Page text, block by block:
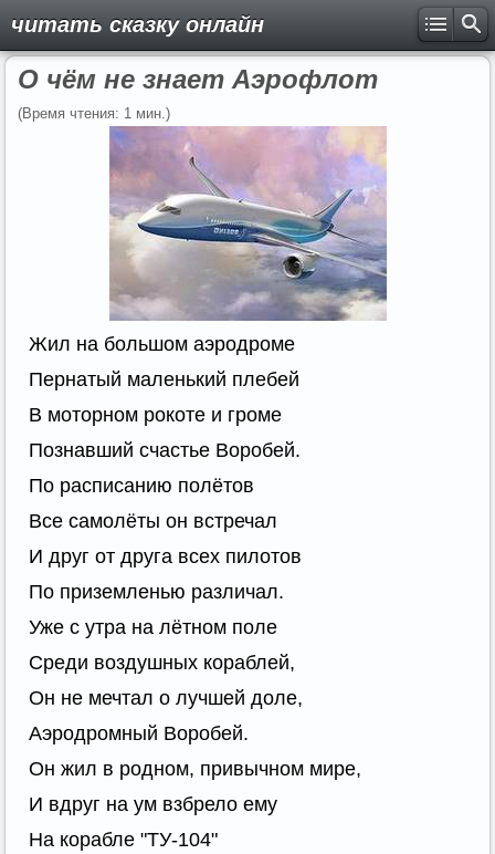
читать сказку онлайн
О чём не знает Аэрофлот
(Время чтения: 1 мин.)
Жил на большом аэродроме
Пернатый маленький плебей
В моторном рокоте и громе
Познавший счастье Воробей.
По расписанию полётов
Все самолёты он встречал
И друг от друга всех пилотов
По приземленью различал.
Уже с утра на лётном поле
Среди воздушных кораблей,
Он не мечтал о лучшей доле,
Аэродромный Воробей.
Он жил в родном, привычном мире,
И вдруг на ум взбрело ему
На корабле "ТУ-104"